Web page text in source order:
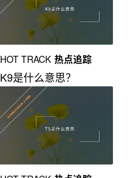
HOT TRACK 热点追踪
K9是什么意思？